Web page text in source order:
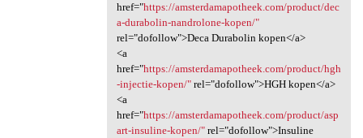
href="https://amsterdamapotheek.com/product/dec
a-durabolin-nandrolone-kopen/"
rel="dofollow">Deca Durabolin kopen</a>
<a
href="https://amsterdamapotheek.com/product/hgh
-injectie-kopen/"rel="dofollow">HGH kopen</a>
<a
href="https://amsterdamapotheek.com/product/asp
art-insuline-kopen/"rel="dofollow">Insuline